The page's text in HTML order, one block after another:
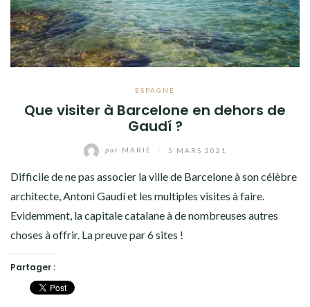
ESPAGNE
Que visiter à Barcelone en dehors de
Gaudí ?
par MARIE 5 MARS 2021
Difficile de ne pas associer la ville de Barcelone à son célèbre
architecte, Antoni Gaudí et les multiples visites à faire.
Evidemment, la capitale catalane à de nombreuses autres
choses à offrir. La preuve par 6 sites !
Partager :